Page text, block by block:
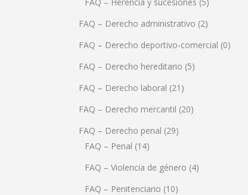
FAQ – Derecho administrativo (2)
FAQ – Derecho deportivo-comercial (0)
FAQ – Derecho hereditario (5)
FAQ – Derecho laboral (21)
FAQ – Derecho mercantil (20)
FAQ – Derecho penal (29)
FAQ – Penal (14)
FAQ – Violencia de género (4)
FAQ – Penitenciario (10)